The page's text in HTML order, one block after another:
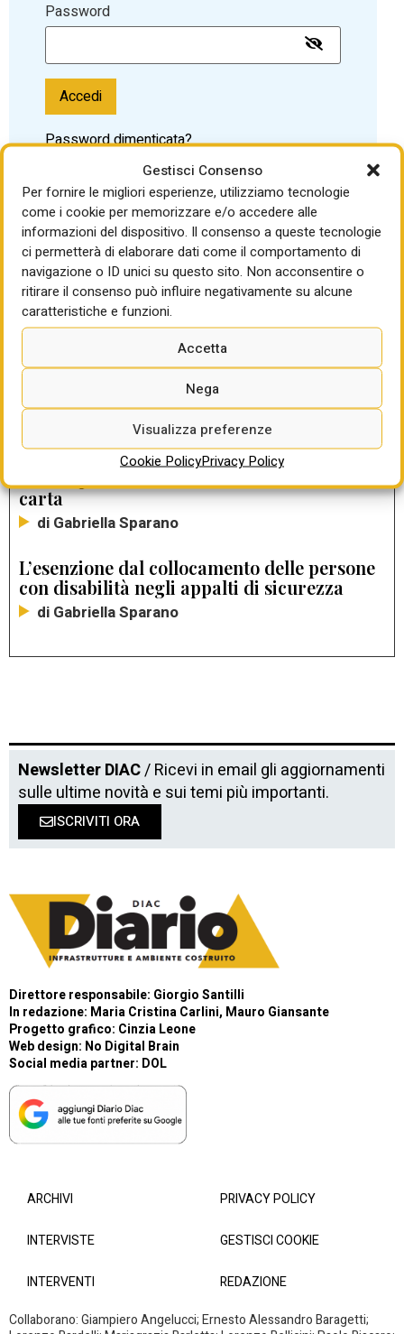
Gestisci Consenso
Per fornire le migliori esperienze, utilizziamo tecnologie
come i cookie per memorizzare e/o accedere alle
informazioni del dispositivo. Il consenso a queste tecnologie
ci permetterà di elaborare dati come il comportamento di
navigazione o ID unici su questo sito. Non acconsentire o
ritirare il consenso può influire negativamente su alcune
caratteristiche e funzioni.
Accetta
Nega
Visualizza preferenze
Cookie PolicyPrivacy Policy
Password
Accedi
Password dimenticata?
LEGGI ANCHE
La temporanea sospensione
dell’anticipazione nei contratti pubblici va
richiesta dall’appaltatore e approvata dalla
stazione appaltante: contribuirà ad
alleggerire le tensioni finanziarie di
numerosi operatori economici
di Gabriella Sparano
carta
di Gabriella Sparano
L’esenzione dal collocamento delle persone
con disabilità negli appalti di sicurezza
di Gabriella Sparano
Newsletter DIAC/ Ricevi in email gli aggiornamenti
sulle ultime novità e sui temi più importanti.
ISCRIVITI ORA
Direttore responsabile: Giorgio Santilli
In redazione: Maria Cristina Carlini, Mauro Giansante
Progetto grafico: Cinzia Leone
Web design: No Digital Brain
Social media partner: DOL
ARCHIVI
INTERVISTE
INTERVENTI
PRIVACY POLICY
GESTISCI COOKIE
REDAZIONE
Collaborano: Giampiero Angelucci; Ernesto Alessandro Baragetti;